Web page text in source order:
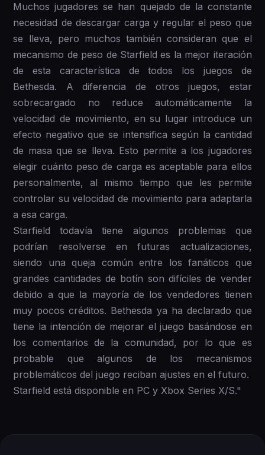
Muchos jugadores se han quejado de la constante
necesidad de descargar carga y regular el peso que
se lleva, pero muchos también consideran que el
mecanismo de peso de Starfield es la mejor iteración
de esta característica de todos los juegos de
Bethesda. A diferencia de otros juegos, estar
sobrecargado no reduce automáticamente la
velocidad de movimiento, en su lugar introduce un
efecto negativo que se intensifica según la cantidad
de masa que se lleva. Esto permite a los jugadores
elegir cuánto peso de carga es aceptable para ellos
personalmente, al mismo tiempo que les permite
controlar su velocidad de movimiento para adaptarla
a esa carga.
Starfield todavía tiene algunos problemas que
podrían resolverse en futuras actualizaciones,
siendo una queja común entre los fanáticos que
grandes cantidades de botín son difíciles de vender
debido a que la mayoría de los vendedores tienen
muy pocos créditos. Bethesda ya ha declarado que
tiene la intención de mejorar el juego basándose en
los comentarios de la comunidad, por lo que es
probable que algunos de los mecanismos
problemáticos del juego reciban ajustes en el futuro.
Starfield está disponible en PC y Xbox Series X/S."